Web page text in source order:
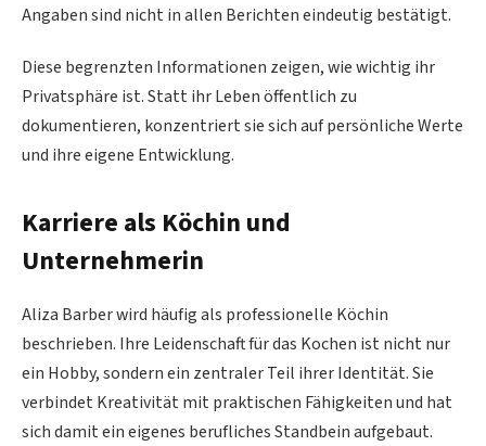
Angaben sind nicht in allen Berichten eindeutig bestätigt.
Diese begrenzten Informationen zeigen, wie wichtig ihr
Privatsphäre ist. Statt ihr Leben öffentlich zu
dokumentieren, konzentriert sie sich auf persönliche Werte
und ihre eigene Entwicklung.
Karriere als Köchin und
Unternehmerin
Aliza Barber wird häufig als professionelle Köchin
beschrieben. Ihre Leidenschaft für das Kochen ist nicht nur
ein Hobby, sondern ein zentraler Teil ihrer Identität. Sie
verbindet Kreativität mit praktischen Fähigkeiten und hat
sich damit ein eigenes berufliches Standbein aufgebaut.